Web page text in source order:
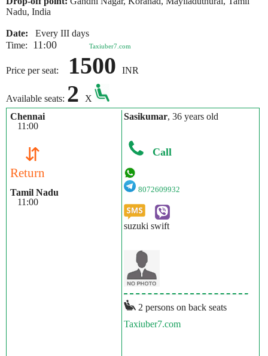
Nadu, India
Date:
Every III days
Time:
11:00 Taxiuber7.com
Price per seat: 1500 INR
Available seats: 2
X
Chennai
11:00
⇵
Return
Tamil Nadu
11:00
Sasikumar, 36 years old
Call
8072609932
suzuki swift
2 persons on back seats
Taxiuber7.com